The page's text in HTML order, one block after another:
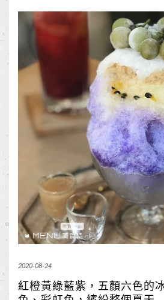
2020-08-24
紅橙黃綠藍紫，五顏六色的